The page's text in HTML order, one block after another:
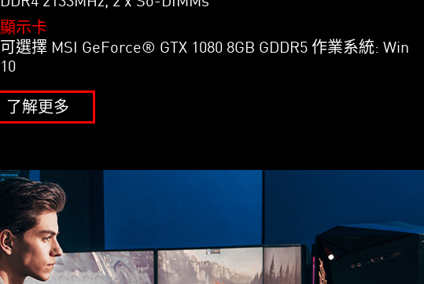
顯示卡
可選擇 MSI GeForce® GTX 1080 8GB GDDR5 作業系統: Win
10
了解更多